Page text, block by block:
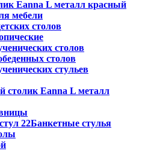
мебели
столов
столов
столов
стульев
Банкетные стулья